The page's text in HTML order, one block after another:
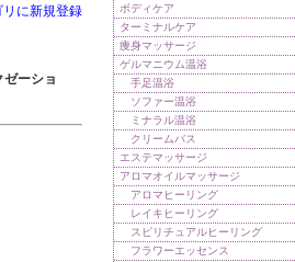
リに新規登録
ーショ
ボディケア
ターミナルケア
痩身マッサージ
ゲルマニウム温浴
手足温浴
ソファー温浴
ミナラル温浴
クリームバス
エステマッサージ
アロマオイルマッサージ
アロマヒーリング
レイキヒーリング
スピリチュアルヒーリング
フラワーエッセンス